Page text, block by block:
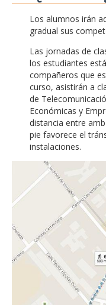
Los alumnos irán
gradual sus
Las jornadas de
los estudiantes
compañeros que
curso, asistirán a
de
Económicas y
distancia entre
pie favorece el
instalaciones.